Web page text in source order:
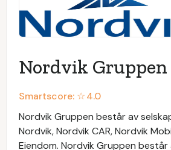
Nordvik Gruppen
Smartscore: ☆4.0
Nordvik Gruppen består av
Nordvik, Nordvik CAR, Nordvik
Eiendom. Nordvik Gruppen